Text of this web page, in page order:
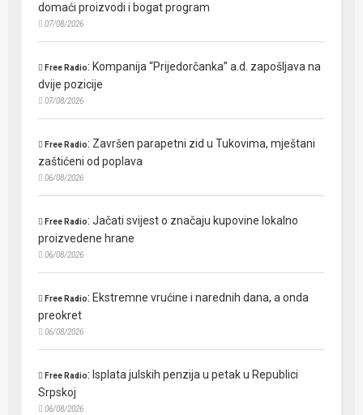
domaći proizvodi i bogat program
07/08/2026
Free Radio: Kompanija “Prijedorčanka” a.d. zapošljava na
dvije pozicije
07/08/2026
Free Radio: Završen parapetni zid u Tukovima, mještani
zaštićeni od poplava
06/08/2026
Free Radio:Jačati svijest o značaju kupovine lokalno
proizvedene hrane
06/08/2026
Free Radio: Ekstremne vrućine i narednih dana, a onda
preokret
06/08/2026
Free Radio: Isplata julskih penzija u petak u Republici
Srpskoj
06/08/2026